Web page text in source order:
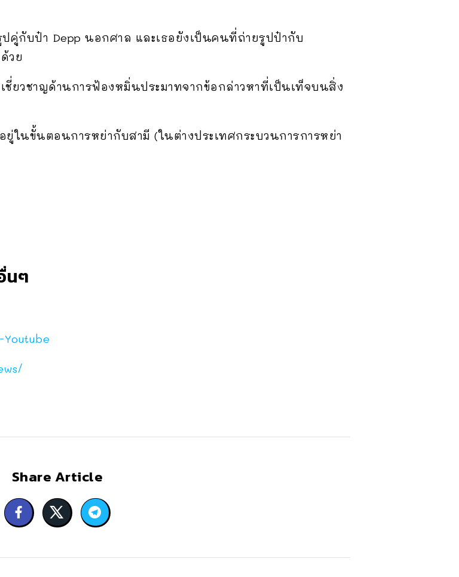
กับป๋า Depp นอกศาล และเธอยังเป็นคนที่ถ่ายรูปป๋ากับ
วย
ชี่ยวชาญด้านการฟ้องหมิ่นประมาทจากข้อกล่าวหาที่เป็นเท็จบนสิ่ง
ยู่ในขั้นตอนการหย่ากับสามี (ในต่างประเทศกระบวนการการหย่า
นๆ
Share Article